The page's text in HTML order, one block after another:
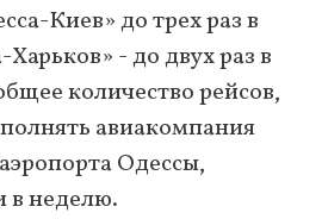
Киев» до трех раз в
- до двух раз в
количество рейсов,
авиакомпания
Одессы,
в неделю.